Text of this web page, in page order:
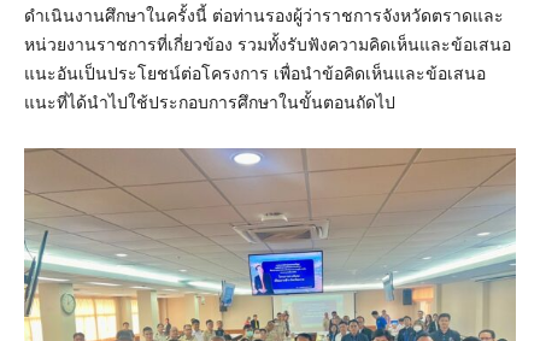
ดำเนินงานศึกษาในครั้งนี้ ต่อท่านรองผู้ว่าราชการจังหวัดตราดและ
หน่วยงานราชการที่เกี่ยวข้อง รวมทั้งรับฟังความคิดเห็นและข้อเสนอ
แนะอันเป็นประโยชน์ต่อโครงการ เพื่อนำข้อคิดเห็นและข้อเสนอ
แนะที่ได้นำไปใช้ประกอบการศึกษาในขั้นตอนถัดไป